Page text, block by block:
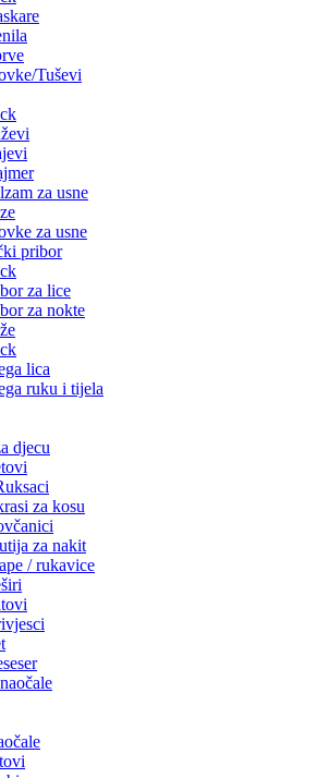
Tuševi
za usne
za usne
pribor
za lice
za nokte
lica
ruku i tijela
djecu
za kosu
za nakit
/ rukavice